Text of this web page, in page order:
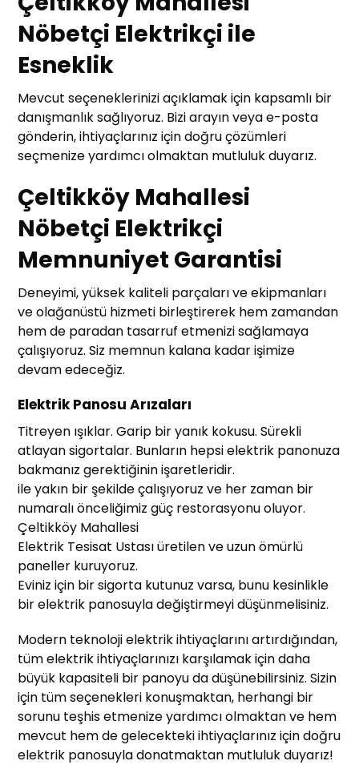
Nöbetçi Elektrikçi ile
Esneklik
Mevcut seçeneklerinizi açıklamak için kapsamlı bir
danışmanlık sağlıyoruz. Bizi arayın veya e-posta
gönderin, ihtiyaçlarınız için doğru çözümleri
seçmenize yardımcı olmaktan mutluluk duyarız.
Çeltikköy Mahallesi
Nöbetçi Elektrikçi
Memnuniyet Garantisi
Deneyimi, yüksek kaliteli parçaları ve ekipmanları
ve olağanüstü hizmeti birleştirerek hem zamandan
hem de paradan tasarruf etmenizi sağlamaya
çalışıyoruz. Siz memnun kalana kadar işimize
devam edeceğiz.
Elektrik Panosu Arızaları
Titreyen ışıklar. Garip bir yanık kokusu. Sürekli
atlayan sigortalar. Bunların hepsi elektrik panonuza
bakmanız gerektiğinin işaretleridir.
ile yakın bir şekilde çalışıyoruz ve her zaman bir
numaralı önceliğimiz güç restorasyonu oluyor.
Çeltikköy Mahallesi
Elektrik Tesisat Ustası üretilen ve uzun ömürlü
paneller kuruyoruz.
Eviniz için bir sigorta kutunuz varsa, bunu kesinlikle
bir elektrik panosuyla değiştirmeyi düşünmelisiniz.
Modern teknoloji elektrik ihtiyaçlarını artırdığından,
tüm elektrik ihtiyaçlarınızı karşılamak için daha
büyük kapasiteli bir panoyu da düşünebilirsiniz. Sizin
için tüm seçenekleri konuşmaktan, herhangi bir
sorunu teşhis etmenize yardımcı olmaktan ve hem
mevcut hem de gelecekteki ihtiyaçlarınız için doğru
elektrik panosuyla donatmaktan mutluluk duyarız!